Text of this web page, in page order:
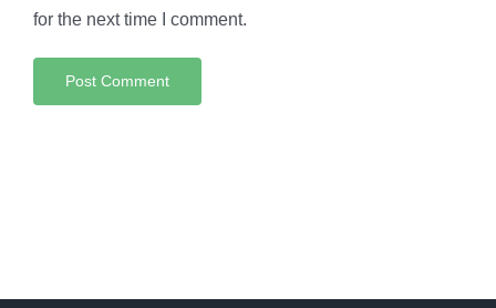
for the next time I comment.